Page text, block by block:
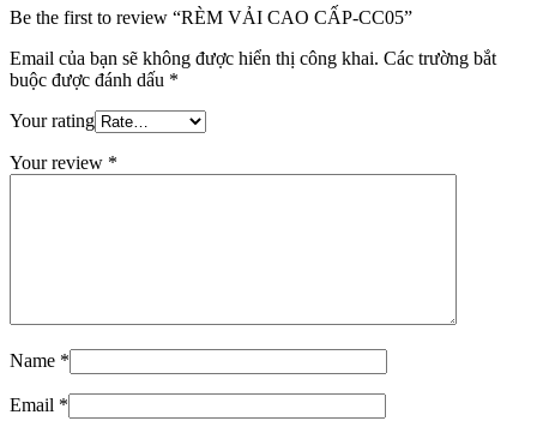
Be the first to review “RÈM VẢI CAO CẤP-CC05”
Email của bạn sẽ không được hiển thị công khai. Các trường bắt
buộc được đánh dấu *
Your rating
Your review *
Name *
Email *